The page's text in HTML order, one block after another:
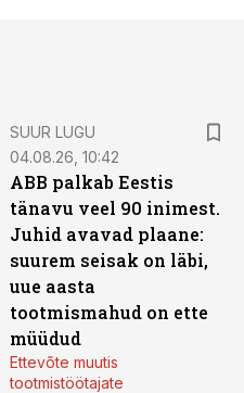
SUUR LUGU
04.08.26, 10:42
ABB palkab Eestis
tänavu veel 90 inimest.
Juhid avavad plaane:
suurem seisak on läbi,
uue aasta
tootmismahud on ette
müüdud
Ettevõte muutis
tootmistöötajate